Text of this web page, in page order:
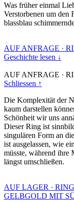
Was früher einmal
Verstorbenen um den
blassblau
AUF ANFRAGE ·
Geschichte lesen ↓
AUF ANFRAGE ·
Schliessen ↑
Die Komplexität der
kaum darstellen
Schönheit wir uns
Dieser Ring ist
singulären Form an
ist ausgelassen, wie
müsste, während ihre
längst umschließen.
AUF LAGER ·
GELBGOLD MIT